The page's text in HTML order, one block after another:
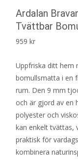
Ardalan
Tvättbar
959 kr
Uppfriska ditt hem
bomullsmatta i en
rum. Den 9 mm
och är gjord av en
polyester och
kan enkelt tvättas,
praktisk för
kombinera